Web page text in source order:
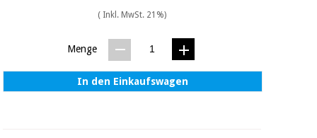
( Inkl. MwSt. 21%)
Menge
In den Einkaufswagen